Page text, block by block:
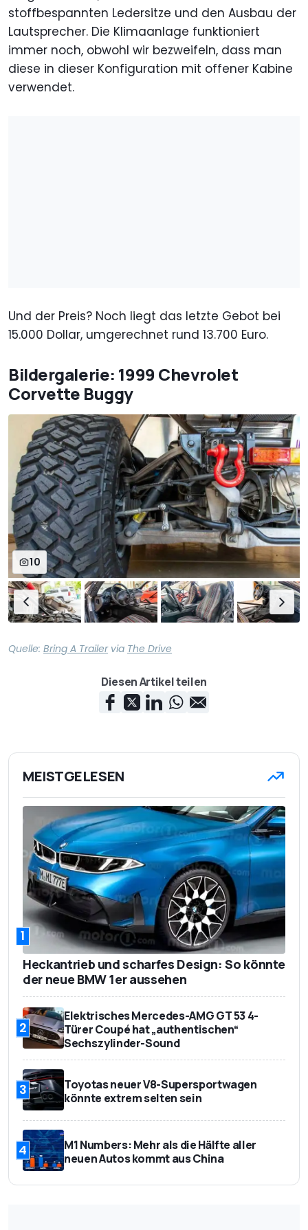
stoffbespannten Ledersitze und den Ausbau der
Lautsprecher. Die Klimaanlage funktioniert
immer noch, obwohl wir bezweifeln, dass man
diese in dieser Konfiguration mit offener Kabine
verwendet.
Und der Preis? Noch liegt das letzte Gebot bei
15.000 Dollar, umgerechnet rund 13.700 Euro.
Bildergalerie: 1999 Chevrolet
Corvette Buggy
10
Quelle: Bring A Trailervia The Drive
Diesen Artikel teilen
MEISTGELESEN
1
Heckantrieb und scharfes Design: So könnte
der neue BMW 1er aussehen
2
Elektrisches Mercedes-AMG GT 53 4-
Türer Coupé hat „authentischen“
Sechszylinder-Sound
3
Toyotas neuer V8-Supersportwagen
könnte extrem selten sein
4
M1 Numbers: Mehr als die Hälfte aller
neuen Autos kommt aus China